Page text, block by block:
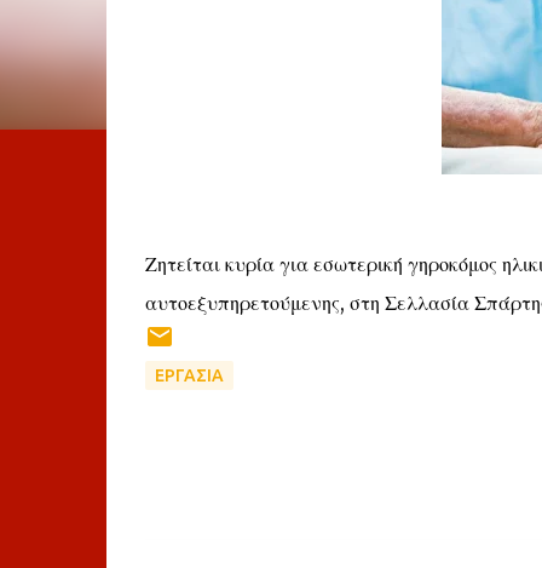
Ζητείται κυρία για εσωτερική γηροκόμος
αυτοεξυπηρετούμενης, στη Σελλασία
ΕΡΓΑΣΙΑ